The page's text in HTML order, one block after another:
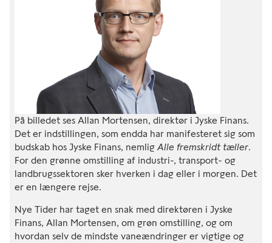
På billedet ses Allan Mortensen, direktør i Jyske Finans.
Det er indstillingen, som endda har manifesteret sig som
budskab hos Jyske Finans, nemligAlle fremskridt tæller.
For den grønne omstilling af industri-, transport- og
landbrugssektoren sker hverken i dag eller i morgen. Det
er en længere rejse.
Nye Tider har taget en snak med direktøren i Jyske
Finans, Allan Mortensen, om grøn omstilling, og om
hvordan selv de mindste vaneændringer er vigtige og